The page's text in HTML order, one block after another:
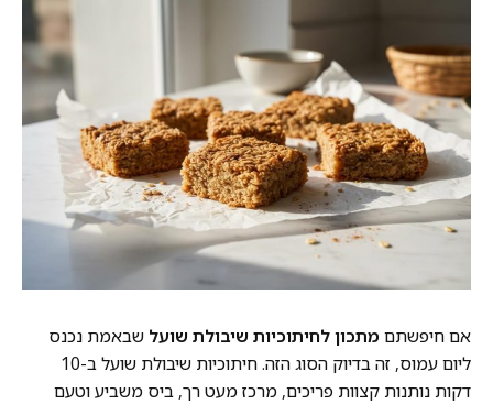
אם חיפשתם מתכון לחיתוכיות שיבולת שועל שבאמת נכנס
ליום עמוס, זה בדיוק הסוג הזה. חיתוכיות שיבולת שועל ב-10
דקות נותנות קצוות פריכים, מרכז מעט רך, ביס משביע וטעם